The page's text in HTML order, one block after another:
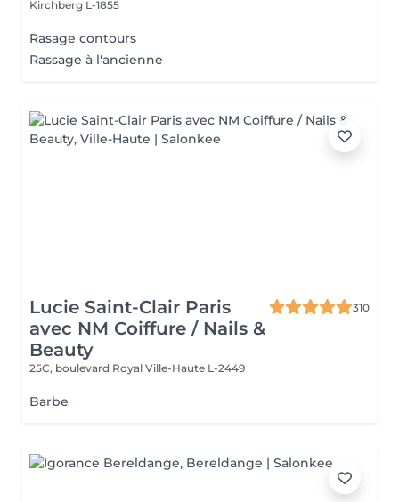
Kirchberg L-1855
Rasage contours
Rassage à l'ancienne
Lucie Saint-Clair Paris
avec NM Coiffure / Nails &
Beauty
310
25C, boulevard Royal Ville-Haute L-2449
Barbe